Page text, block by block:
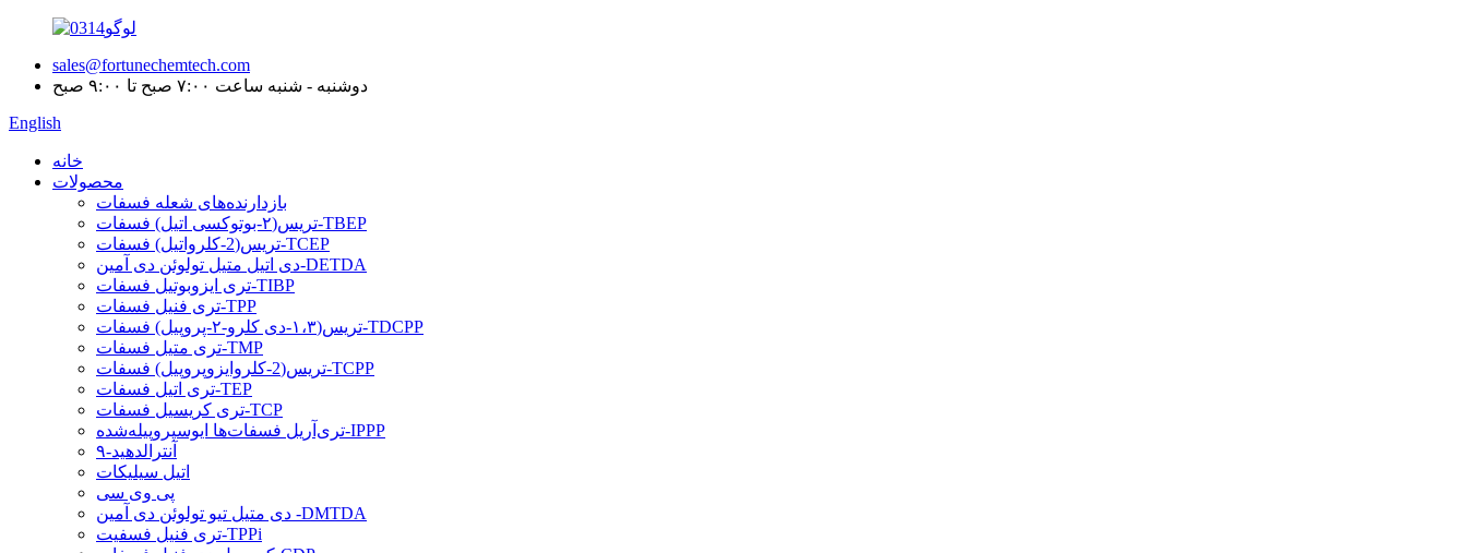
sales@fortunechemtech.com
دوشنبه - شنبه ساعت ۷:۰۰ صبح تا ۹:۰۰ صبح
English
خانه
محصولات
بازدارنده‌های شعله فسفات
تریس(۲-بوتوکسی اتیل) فسفات-TBEP
تریس(2-کلرواتیل) فسفات-TCEP
دی اتیل متیل تولوئن دی آمین-DETDA
تری ایزوبوتیل فسفات-TIBP
تری فنیل فسفات-TPP
تریس(۱،۳-دی کلرو-۲-پروپیل) فسفات-TDCPP
تری متیل فسفات-TMP
تریس(2-کلروایزوپروپیل) فسفات-TCPP
تری اتیل فسفات-TEP
تری کریسیل فسفات-TCP
تری‌آریل فسفات‌ها ایوسپروپیله‌شده-IPPP
۹-آنترالدهید
اتیل سیلیکات
پی وی سی
دی متیل تیو تولوئن دی آمین -DMTDA
تری فنیل فسفیت-TPPi